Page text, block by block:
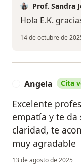
Prof. Sandra
Hola E.K.
14 de octubre de
Angela Cita
Excelente
empatía y te
claridad, te
muy agradable
13 de agosto de 2025